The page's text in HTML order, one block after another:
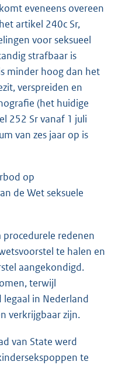
eveneens overeen
artikel 240c Sr,
voor seksueel
strafbaar is
minder hoog dan het
verspreiden en
(het huidige
252 Sr vanaf 1 juli
van zes jaar op is
op
de Wet seksuele
redenen
te halen en
aangekondigd.
terwijl
in Nederland
verkrijgbaar zijn.
van State werd
te